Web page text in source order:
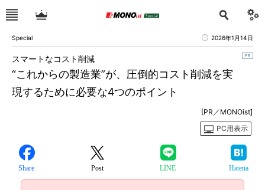
Special 2026年1月14日
“これからの製造業”が、圧倒的コスト削減を実
現するために必要な4つのポイント
スマートなコスト削減
[PR／MONOist]
PC用表示
Share Post LINE Hatena